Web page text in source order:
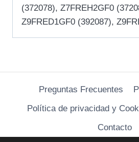
(372078), Z7FREH2GF0
Z9FRED1GF0 (392087),
Preguntas Frecuentes
Política de privacidad y
Contacto